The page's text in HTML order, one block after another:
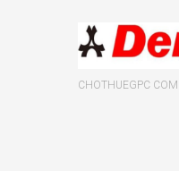
CHOTHUEGPC